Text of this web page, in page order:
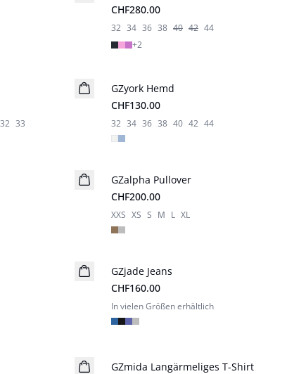
CHF280.00
32 34 36 38 40 42 44
+2
32 33
Neuheiten
GZyork Hemd
CHF130.00
32 34 36 38 40 42 44
GZalpha Pullover
CHF200.00
XXS XS S M L XL
Neuheiten
GZjade Jeans
CHF160.00
In vielen Größen erhältlich
Neuheiten
GZmida Langärmeliges T-Shirt